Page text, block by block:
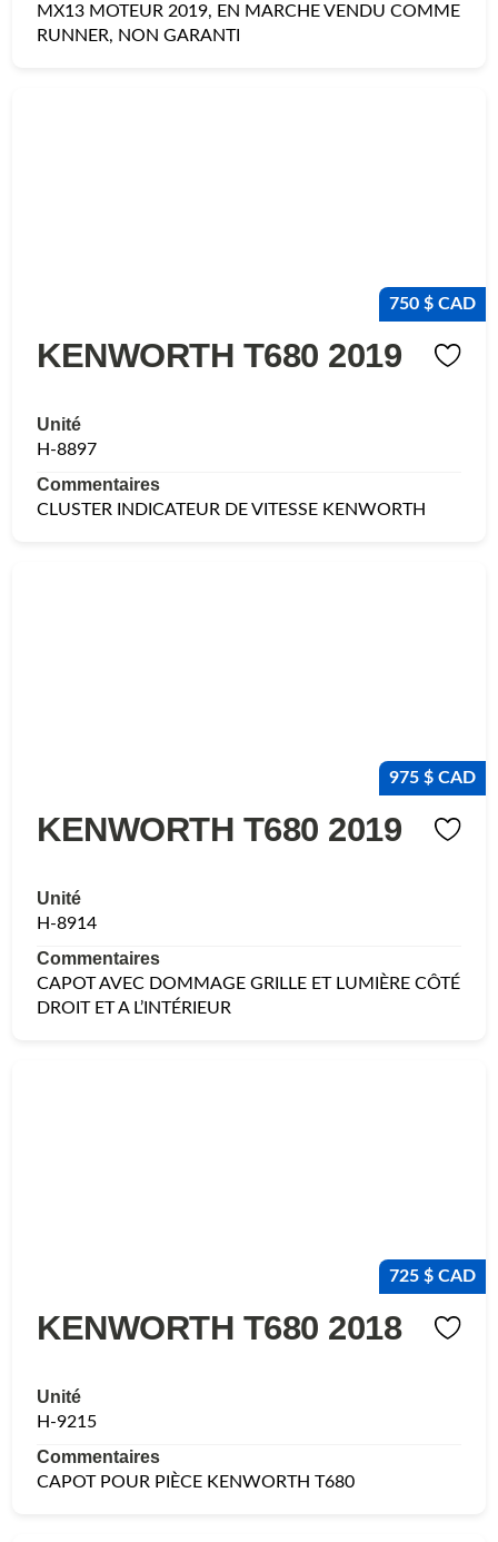
MX13 MOTEUR 2019, EN MARCHE VENDU COMME
RUNNER, NON GARANTI
750 $ CAD
KENWORTH T680 2019
Unité
H-8897
Commentaires
CLUSTER INDICATEUR DE VITESSE KENWORTH
975 $ CAD
KENWORTH T680 2019
Unité
H-8914
Commentaires
CAPOT AVEC DOMMAGE GRILLE ET LUMIÈRE CÔTÉ
DROIT ET A L’INTÉRIEUR
725 $ CAD
KENWORTH T680 2018
Unité
H-9215
Commentaires
CAPOT POUR PIÈCE KENWORTH T680